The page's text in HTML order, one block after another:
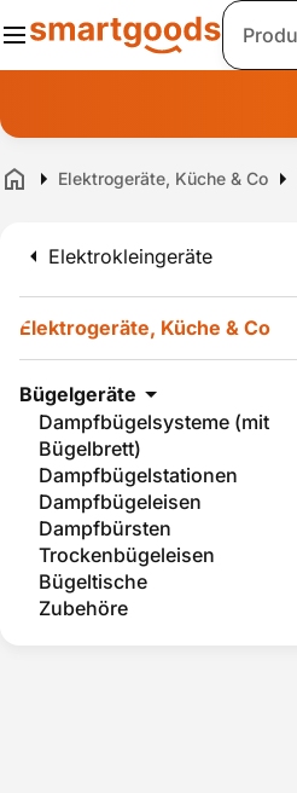
Suche
Home Elektrogeräte, Küche & Co
Elektrokleingeräte
Elektrogeräte, Küche & Co
Bügelgeräte
Dampfbügelsysteme (mit
Bügelbrett)
Dampfbügelstationen
Dampfbügeleisen
Dampfbürsten
Trockenbügeleisen
Bügeltische
Zubehöre